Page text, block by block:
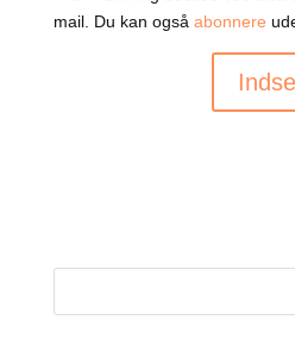
mail. Du kan også abonnere